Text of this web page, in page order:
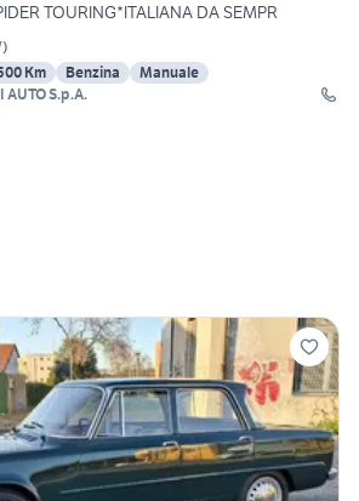
TOURING*ITALIANA DA SEMPR
)
Km Benzina
Manuale
AUTO S.p.A.